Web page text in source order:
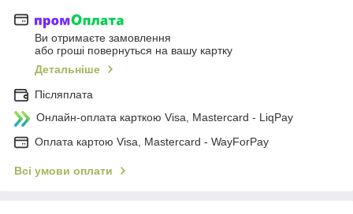
Ви отримаєте замовлення
або гроші повернуться на вашу картку
Детальніше
Післяплата
Онлайн-оплата карткою Visa, Mastercard - LiqPay
Оплата картою Visa, Mastercard - WayForPay
Всі умови оплати